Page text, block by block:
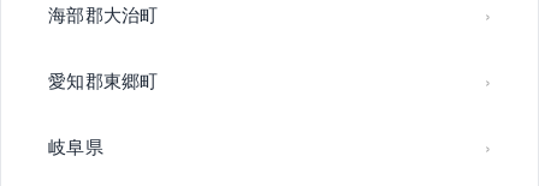
海部郡大治町
愛知郡東郷町
岐阜県